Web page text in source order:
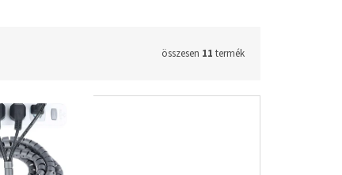
összesen 11 termék